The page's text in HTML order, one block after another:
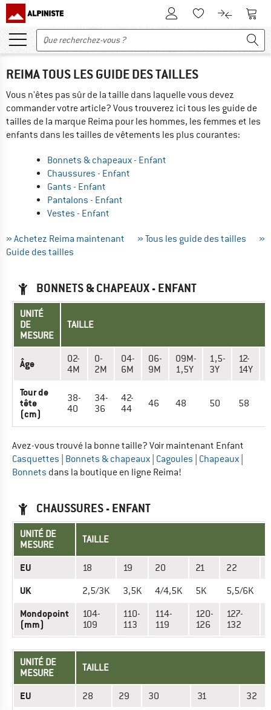
Vers le compte client
Vers la liste
Vers le
REIMA TOUS LES GUIDE DES TAILLES
Vous n'êtes pas sûr de la taille dans laquelle vous devez
commander votre article? Vous trouverez ici tous les guide de
tailles de la marque Reima pour les hommes, les femmes et les
enfants dans les tailles de vêtements les plus courantes:
Bonnets & chapeaux - Enfant
Chaussures - Enfant
Gants - Enfant
Pantalons - Enfant
Vestes - Enfant
» Achetez Reima maintenant » Tous les guide des tailles
»
Guide des tailles
BONNETS & CHAPEAUX - ENFANT
UNITÉ
DE
MESURE
TAILLE
Âge
02-
4M
0-
2M
04-
6M
06-
9M
09M-
1,5Y
1,5-
3Y
12-
14Y
Tour de
tête
(cm)
38-
40
34-
36
42-
44
46 48 50 58
Avez-vous trouvé la bonne taille? Voir maintenant Enfant
Casquettes Bonnets & chapeaux Cagoules Chapeaux
Bonnets dans la boutique en ligne Reima!
CHAUSSURES - ENFANT
UNITÉ DE
MESURE
TAILLE
EU 18 19 20 21 22
UK 2,5/3K 3,5K 4/4,5K 5K 5,5/6K
Mondopoint
(mm)
104-
109
110-
113
114-
119
120-
126
127-
132
UNITÉ DE
MESURE
TAILLE
EU 28 29 30 31 32